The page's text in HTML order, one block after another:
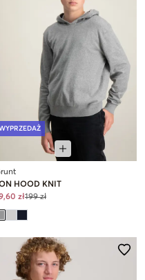
HOOD KNIT
zł199 zł